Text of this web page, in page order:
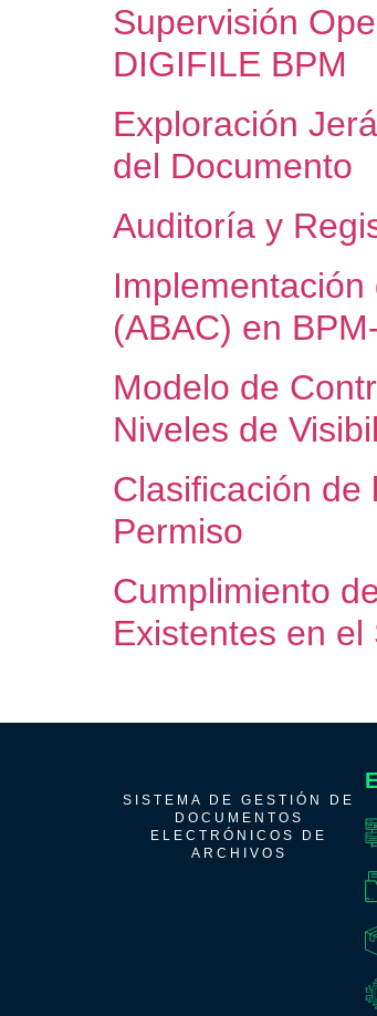
Supervisión
DIGIFILE BPM
Exploración
del Documento
Auditoría y
(ABAC) en
Modelo de
Niveles de
Clasificación de
Permiso
Cumplimiento
Existentes en el
SISTEMA DE GESTIÓN DE
DOCUMENTOS
ELECTRÓNICOS DE
ARCHIVOS